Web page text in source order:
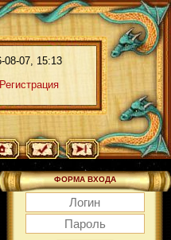
08-07, 15:13
Регистрация
ФОРМА ВХОДА